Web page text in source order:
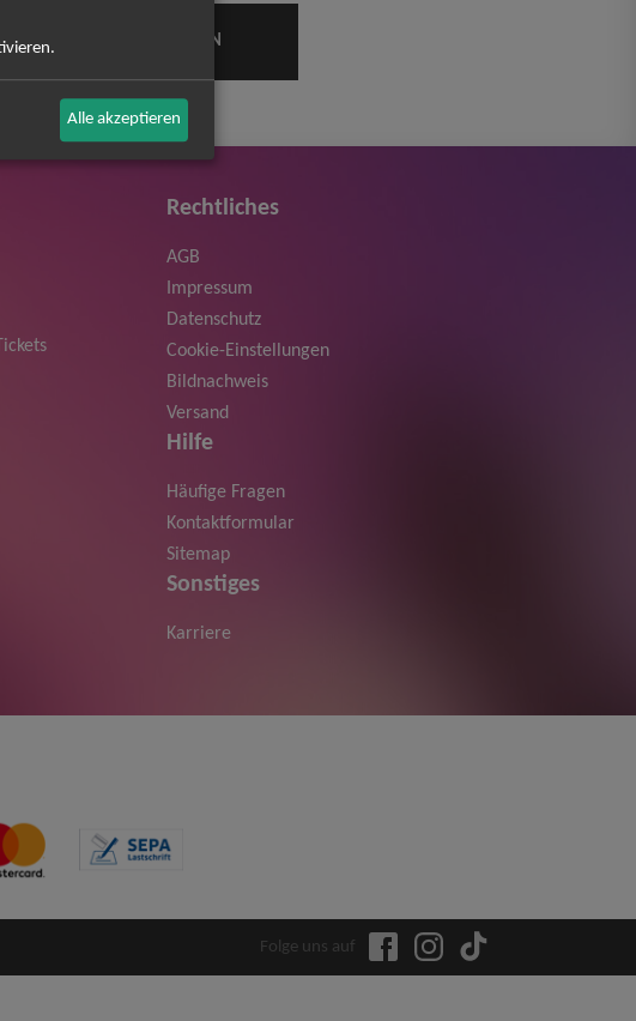
Rechtliches
AGB
Impressum
Datenschutz
Cookie-Einstellungen
Bildnachweis
Versand
Hilfe
Häufige Fragen
Kontaktformular
Sitemap
Sonstiges
Karriere
Folge uns auf
Alle akzeptieren